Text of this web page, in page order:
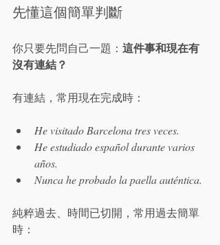
先懂這個簡單判斷
你只要先問自己一題： 這件事和現在有
沒有連結？
有連結，常用現在完成時：
He visitado Barcelona tres veces.
He estudiado español durante varios
años.
Nunca he probado la paella auténtica.
純粹過去、時間已切開，常用過去簡單
時：